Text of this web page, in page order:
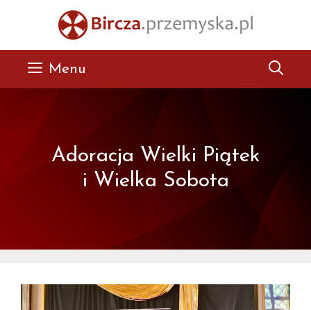
Menu
Adoracja Wielki Piątek
i Wielka Sobota